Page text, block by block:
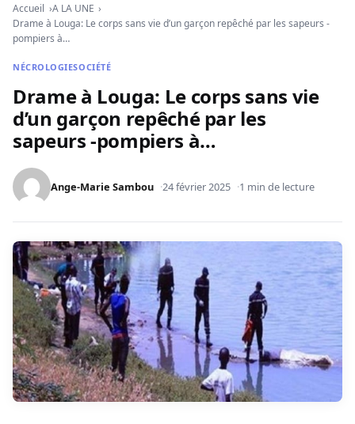
Accueil
A LA UNE
Drame à Louga: Le corps sans vie d’un garçon repêché par les sapeurs -
pompiers à…
NÉCROLOGIESOCIÉTÉ
Drame à Louga: Le corps sans vie
d’un garçon repêché par les
sapeurs -pompiers à…
Ange-Marie Sambou 24 février 2025 1 min de lecture